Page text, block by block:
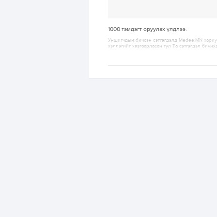
1000 тэмдэгт оруулах үлдлээ.
Уншигчдын бичсэн сэтгэгдэлд Medee.MN
хэллэгийг хязгаарласан тул Та сэтгэгдэл